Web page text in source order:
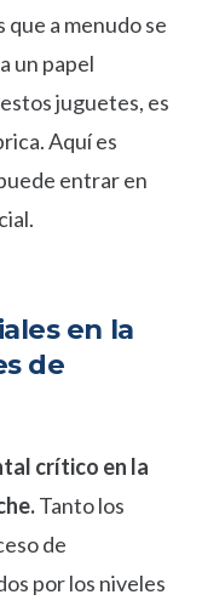
que a menudo se
un papel
juguetes, es
Aquí es
entrar en
en la
de
crítico en la
Tanto los
de
por los niveles